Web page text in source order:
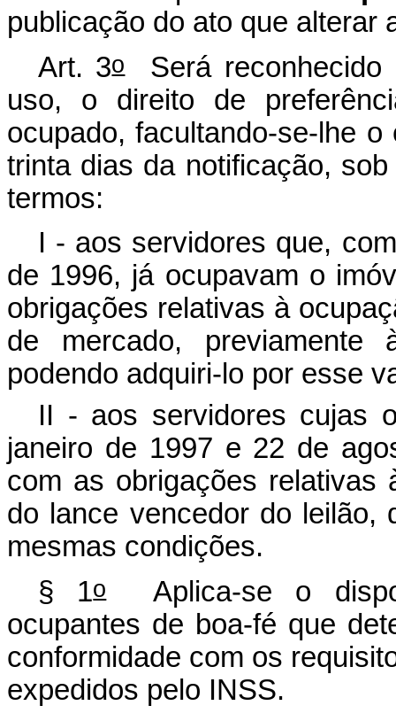
publicação do ato que alterar
Art. 3oSerá reconhecido
uso, o direito de
ocupado, facultando-se-lhe
trinta dias da notificação,
termos:
I - aos servidores que,
de 1996, já ocupavam o
obrigações relativas à
de mercado,
podendo adquiri-lo por esse
II - aos servidores cujas
janeiro de 1997 e 22 de
com as obrigações relativas
do lance vencedor do leilão,
mesmas condições.
§ 1oAplica-se o
ocupantes de boa-fé que
conformidade com os
expedidos pelo INSS.